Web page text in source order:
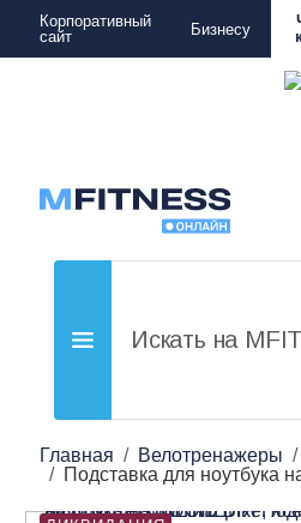
Корпоративный
сайт
Бизнесу
Главная Велотренажеры
Подставка для ноутбука